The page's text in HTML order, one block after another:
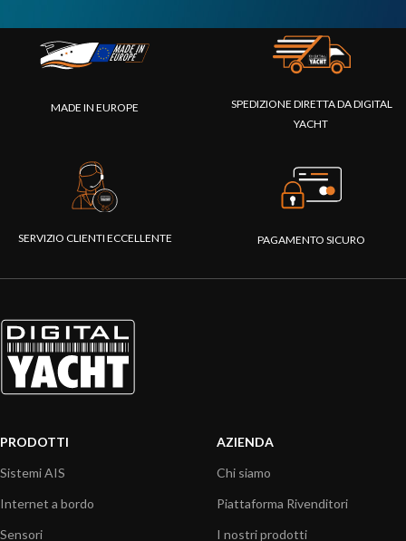
MADE IN EUROPE
SPEDIZIONE DIRETTA DA DIGITAL
YACHT
SERVIZIO CLIENTI ECCELLENTE PAGAMENTO SICURO
PRODOTTI
Sistemi AIS
Internet a bordo
Sensori
AZIENDA
Chi siamo
Piattaforma Rivenditori
I nostri prodotti